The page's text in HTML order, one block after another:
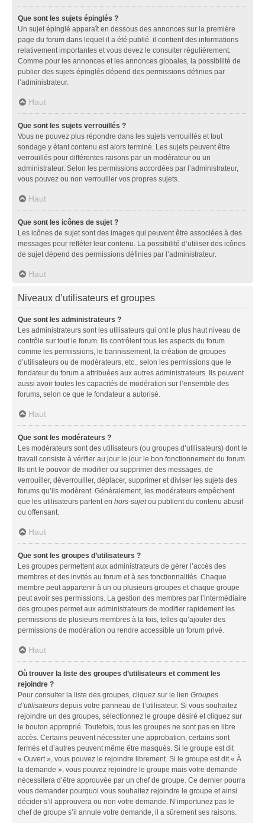
Que sont les sujets épinglés ?
Un sujet épinglé apparaît en dessous des annonces sur la première
page du forum dans lequel il a été publié. il contient des informations
relativement importantes et vous devez le consulter régulièrement.
Comme pour les annonces et les annonces globales, la possibilité de
publier des sujets épinglés dépend des permissions définies par
l’administrateur.
Haut
Que sont les sujets verrouillés ?
Vous ne pouvez plus répondre dans les sujets verrouillés et tout
sondage y étant contenu est alors terminé. Les sujets peuvent être
verrouillés pour différentes raisons par un modérateur ou un
administrateur. Selon les permissions accordées par l’administrateur,
vous pouvez ou non verrouiller vos propres sujets.
Haut
Que sont les icônes de sujet ?
Les icônes de sujet sont des images qui peuvent être associées à des
messages pour refléter leur contenu. La possibilité d’utiliser des icônes
de sujet dépend des permissions définies par l’administrateur.
Haut
Niveaux d’utilisateurs et groupes
Que sont les administrateurs ?
Les administrateurs sont les utilisateurs qui ont le plus haut niveau de
contrôle sur tout le forum. Ils contrôlent tous les aspects du forum
comme les permissions, le bannissement, la création de groupes
d’utilisateurs ou de modérateurs, etc., selon les permissions que le
fondateur du forum a attribuées aux autres administrateurs. Ils peuvent
aussi avoir toutes les capacités de modération sur l’ensemble des
forums, selon ce que le fondateur a autorisé.
Haut
Que sont les modérateurs ?
Les modérateurs sont des utilisateurs (ou groupes d’utilisateurs) dont le
travail consiste à vérifier au jour le jour le bon fonctionnement du forum.
Ils ont le pouvoir de modifier ou supprimer des messages, de
verrouiller, déverrouiller, déplacer, supprimer et diviser les sujets des
forums qu’ils modèrent. Généralement, les modérateurs empêchent
que les utilisateurs partent en hors-sujetou publient du contenu abusif
ou offensant.
Haut
Que sont les groupes d’utilisateurs ?
Les groupes permettent aux administrateurs de gérer l’accès des
membres et des invités au forum et à ses fonctionnalités. Chaque
membre peut appartenir à un ou plusieurs groupes et chaque groupe
peut avoir ses permissions. La gestion des membres par l’intermédiaire
des groupes permet aux administrateurs de modifier rapidement les
permissions de plusieurs membres à la fois, telles qu’ajouter des
permissions de modération ou rendre accessible un forum privé.
Haut
Où trouver la liste des groupes d’utilisateurs et comment les
rejoindre ?
Pour consulter la liste des groupes, cliquez sur le lien Groupes
d’utilisateurs depuis votre panneau de l’utilisateur. Si vous souhaitez
rejoindre un des groupes, sélectionnez le groupe désiré et cliquez sur
le bouton approprié. Toutefois, tous les groupes ne sont pas en libre
accès. Certains peuvent nécessiter une approbation, certains sont
fermés et d’autres peuvent même être masqués. Si le groupe est dit
« Ouvert », vous pouvez le rejoindre librement. Si le groupe est dit « À
la demande », vous pouvez rejoindre le groupe mais votre demande
nécessitera d’être approuvée par un chef de groupe. Ce dernier pourra
vous demander pourquoi vous souhaitez rejoindre le groupe et ainsi
décider s’il approuvera ou non votre demande. N’importunez pas le
chef de groupe s’il annule votre demande, il a sûrement ses raisons.